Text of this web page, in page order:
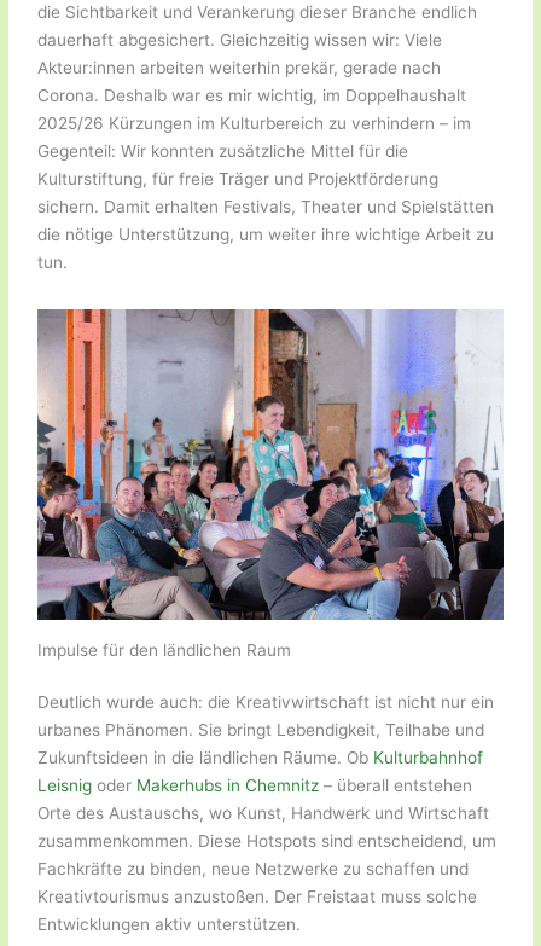
die Sichtbarkeit und Verankerung dieser Branche endlich
dauerhaft abgesichert. Gleichzeitig wissen wir: Viele
Akteur:innen arbeiten weiterhin prekär, gerade nach
Corona. Deshalb war es mir wichtig, im Doppelhaushalt
2025/26 Kürzungen im Kulturbereich zu verhindern – im
Gegenteil: Wir konnten zusätzliche Mittel für die
Kulturstiftung, für freie Träger und Projektförderung
sichern. Damit erhalten Festivals, Theater und Spielstätten
die nötige Unterstützung, um weiter ihre wichtige Arbeit zu
tun.
Impulse für den ländlichen Raum
Deutlich wurde auch: die Kreativwirtschaft ist nicht nur ein
urbanes Phänomen. Sie bringt Lebendigkeit, Teilhabe und
Zukunftsideen in die ländlichen Räume. Ob Kulturbahnhof
Leisnig oder Makerhubs in Chemnitz – überall entstehen
Orte des Austauschs, wo Kunst, Handwerk und Wirtschaft
zusammenkommen. Diese Hotspots sind entscheidend, um
Fachkräfte zu binden, neue Netzwerke zu schaffen und
Kreativtourismus anzustoßen. Der Freistaat muss solche
Entwicklungen aktiv unterstützen.